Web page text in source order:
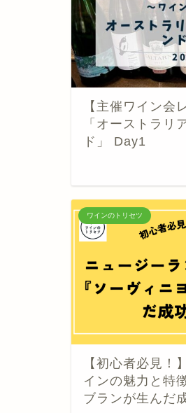
【主催ワイン会
「オーストラリ
ド」 Day1
ワインのトリセツ
【初心者必見！
インの魅力と特
ブランが生んだ